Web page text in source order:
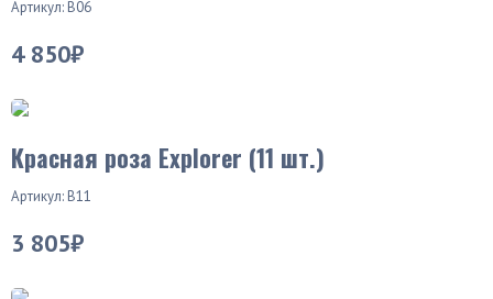
Артикул: В06
4 850₽
Красная роза Explorer (11 шт.)
Артикул: В11
3 805₽